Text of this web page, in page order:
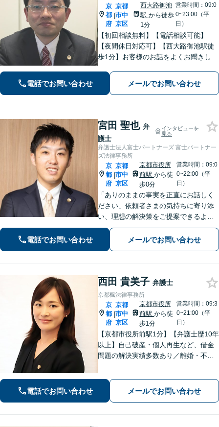
京
都
府
|
京都
市中
京区
西大路御池
駅 から徒歩
1分
営業時間：09:0
0~23:00（平
日）
【初回相談無料】【電話相談可能】
【夜間休日対応可】【西大路御池駅徒
歩1分】お客様のお話をよくお聞きし
ます。最高の法律サービスを提供する
ために日々研鑽もしています。親切丁
電話でお問い合わせ メールでお問い合わせ
宮田 聖也 弁
護士
インタビューを
見る
弁護士法人富士パートナーズ 富士パートナー
ズ法律事務所
京
都
府
|
京都
市中
京区
京都市役所
前駅 から徒
歩0分
営業時間：09:0
0~22:00（平
日）
「ありのままの事実を正直にお話しく
ださい」依頼者さまの気持ちに寄り添
い、理想の解決策をご提案できるよう
尽力します【交通事故事件の実績豊
富】【賠償金が2倍に増額した事例あ
り】依頼者さまに代わってさまざまな
電話でお問い合わせ メールでお問い合わせ
西田 貴美子 弁護士
京都楓法律事務所
京
都
府
|
京都
市中
京区
京都市役所
前駅 から徒
歩1分
営業時間：09:3
0~21:00（平
日）
【京都市役所前駅1分】【弁護士歴10年
以上】自己破産・個人再生など、借金
問題の解決実績多数あり／離婚・不貞
みでもお気軽にご利用ください】
電話でお問い合わせ メールでお問い合わせ